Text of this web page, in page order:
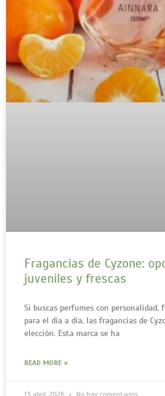
Fragancias de Cyzone:
juveniles y frescas
Si buscas perfumes con personalidad,
para el día a día, las fragancias de
elección. Esta marca se ha
READ MORE »
13 abril, 2026 No hay comentarios